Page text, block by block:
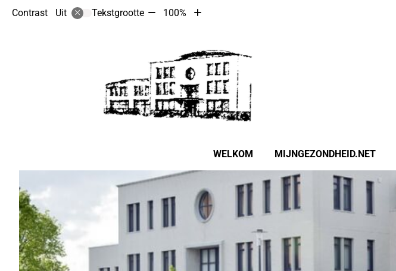
Contrast Uit Tekstgrootte Tekst100%
Tekst
10%
WELKOM MIJNGEZONDHEID.NET